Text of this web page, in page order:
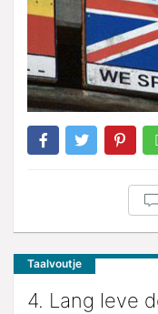
Taalvoutje
4. Lang leve